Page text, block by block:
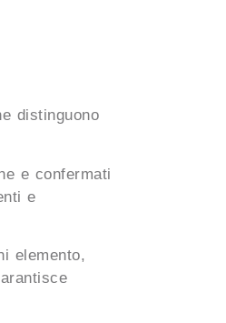
distinguono
e confermati
e
elemento,